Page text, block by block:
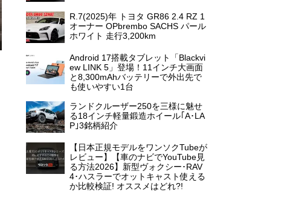
R.7(2025)年 トヨタ GR86 2.4 RZ 1
オーナー OPbrembo SACHS パール
ホワイト 走行3,200km
Android 17搭載タブレット「Blackvi
ew LINK 5」登場！11インチ大画面
と8,300mAhバッテリーで外出先で
も使いやすい1台
ランドクルーザー250を三様に魅せ
る18インチ軽量鍛造ホイール｢A･LA
P｣3銘柄紹介
【日本正規モデルをワンソクTubeが
レビュー】【車のナビでYouTube見
る方法2026】新型ヴォクシー･RAV
4･ハスラーでオットキャスト使える
か比較検証! オススメはどれ?!